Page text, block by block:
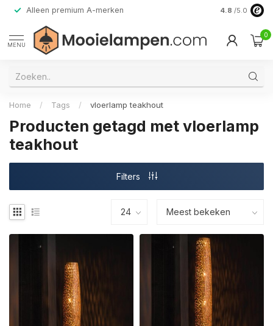
Alleen premium A-merken 4.8 /5.0
MENU
0
Home / Tags / vloerlamp teakhout
Producten getagd met vloerlamp
teakhout
Filters